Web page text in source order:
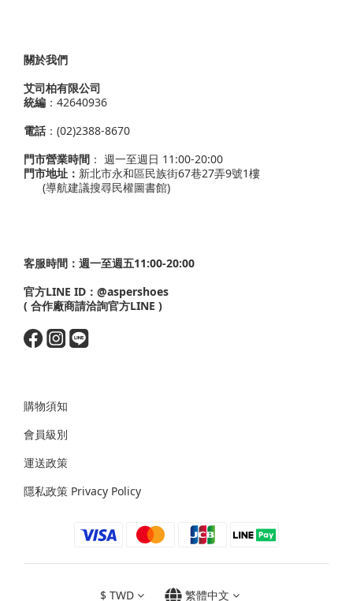
關於我們
艾司柏有限公司
統編 ：42640936
電話：(02)2388-8670
門市營業時間 ： 週一至週日 11:00-20:00
門市地址： 新北市永和區民族街67巷27弄9號1樓
(導航建議搜尋民權圖書館)
客服時間：週一至週五11:00-20:00
官方LINE ID： @aspershoes
( 合作廠商請洽詢官方LINE )
購物須知
會員級別
運送政策
隱私政策 Privacy Policy
$ TWD 繁體中文